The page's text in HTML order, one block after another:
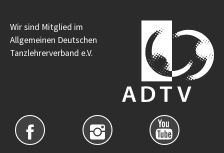
Wir sind Mitglied im
Allgemeinen Deutschen
Tanzlehrerverband e.V.